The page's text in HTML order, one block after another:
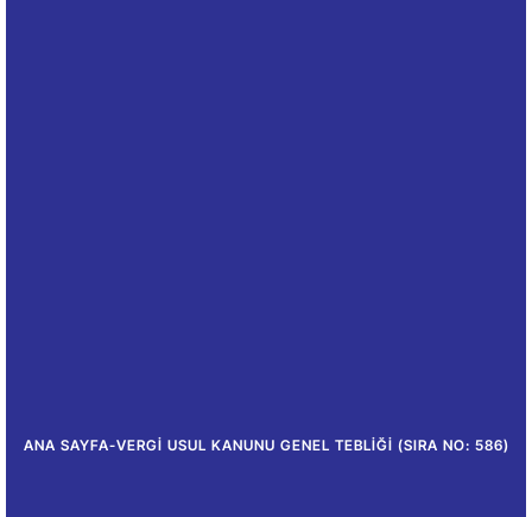
ANA SAYFA-VERGI USUL KANUNU GENEL TEBLIĞI (SIRA NO: 586)